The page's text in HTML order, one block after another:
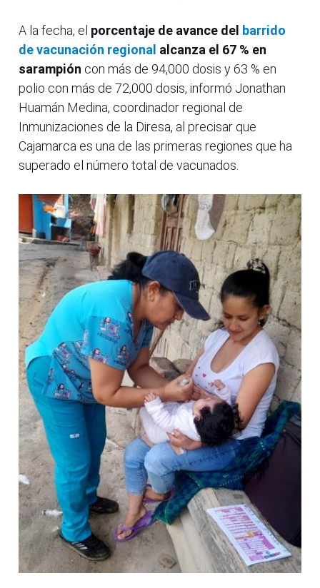
A la fecha, el porcentaje de avance del barrido
de vacunación regional alcanza el 67 % en
sarampión con más de 94,000 dosis y 63 % en
polio con más de 72,000 dosis, informó Jonathan
Huamán Medina, coordinador regional de
Inmunizaciones de la Diresa, al precisar que
Cajamarca es una de las primeras regiones que ha
superado el número total de vacunados.